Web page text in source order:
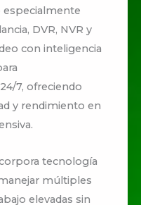
especialmente
DVR, NVR y
con inteligencia
7, ofreciendo
y rendimiento en
tecnología
múltiples
elevadas sin